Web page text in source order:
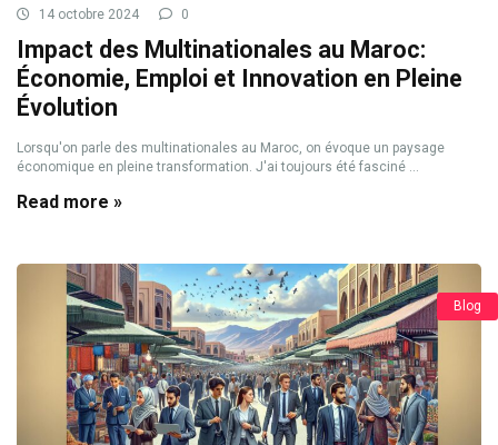
14 octobre 2024 0
Impact des Multinationales au Maroc:
Économie, Emploi et Innovation en Pleine
Évolution
Lorsqu'on parle des multinationales au Maroc, on évoque un paysage
économique en pleine transformation. J'ai toujours été fasciné ...
Read more »
Blog